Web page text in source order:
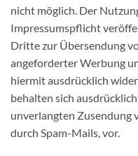
nicht möglich. Der
Impressumspflicht
Dritte zur Übersendung
angeforderter Werbung
hiermit ausdrücklich
behalten sich
unverlangten Zusendung
durch Spam-Mails, vor.